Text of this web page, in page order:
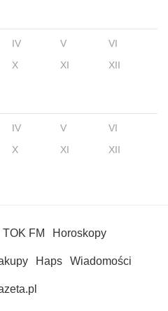
IV V
VI
X XI XII
IV V
VI
X XI XII
TOK FM Horoskopy
Haps Wiadomości